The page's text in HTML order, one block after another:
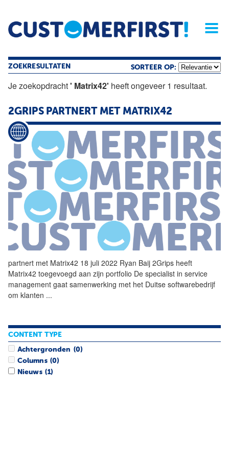
Home Opinie Archief
Magazine
ZOEKRESULTATEN SORTEER OP:
Je zoekopdracht' Matrix42' heeft ongeveer 1 resultaat.
2GRIPS PARTNERT MET MATRIX42
partnert met Matrix42 18 juli 2022 Ryan Baij 2Grips heeft
Matrix42 toegevoegd aan zijn portfolio De specialist in service
management gaat samenwerking met het Duitse softwarebedrijf
om klanten ...
CONTENT TYPE
Achtergronden (0)
Columns (0)
Nieuws (1)